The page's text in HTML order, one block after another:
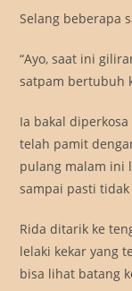
Selang beberapa
“Ayo, saat ini
satpam bertubuh
Ia bakal
telah pamit
pulang malam ini
sampai pasti
Rida ditarik ke
lelaki kekar yang
bisa lihat batang